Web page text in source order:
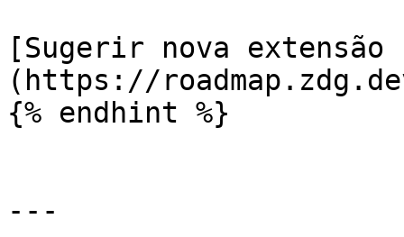
[Sugerir nova extensão
(https://
{% endhint %}
---